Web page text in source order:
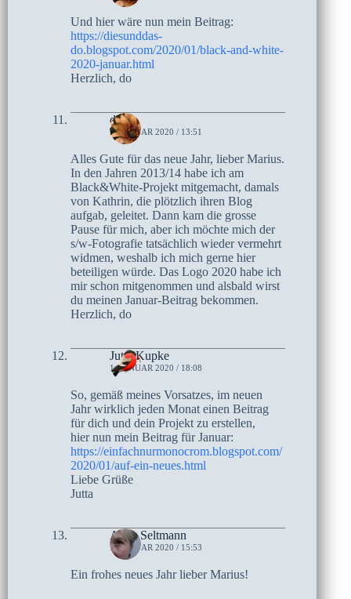
Und hier wäre nun mein Beitrag:
https://diesunddas-
do.blogspot.com/2020/01/black-and-white-
2020-januar.html
Herzlich, do
do
2. JANUAR 2020 / 13:51
Alles Gute für das neue Jahr, lieber Marius.
In den Jahren 2013/14 habe ich am
Black&White-Projekt mitgemacht, damals
von Kathrin, die plötzlich ihren Blog
aufgab, geleitet. Dann kam die grosse
Pause für mich, aber ich möchte mich der
s/w-Fotografie tatsächlich wieder vermehrt
widmen, weshalb ich mich gerne hier
beteiligen würde. Das Logo 2020 habe ich
mir schon mitgenommen und alsbald wirst
du meinen Januar-Beitrag bekommen.
Herzlich, do
Jutta Kupke
1. JANUAR 2020 / 18:08
So, gemäß meines Vorsatzes, im neuen
Jahr wirklich jeden Monat einen Beitrag
für dich und dein Projekt zu erstellen,
hier nun mein Beitrag für Januar:
https://einfachnurmonocrom.blogspot.com/
2020/01/auf-ein-neues.html
Liebe Grüße
Jutta
Anne Seltmann
1. JANUAR 2020 / 15:53
Ein frohes neues Jahr lieber Marius!